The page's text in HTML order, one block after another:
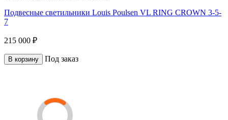
Подвесные светильники Louis Poulsen VL RING CROWN 3-5-
7
215 000 ₽
В корзину Под заказ